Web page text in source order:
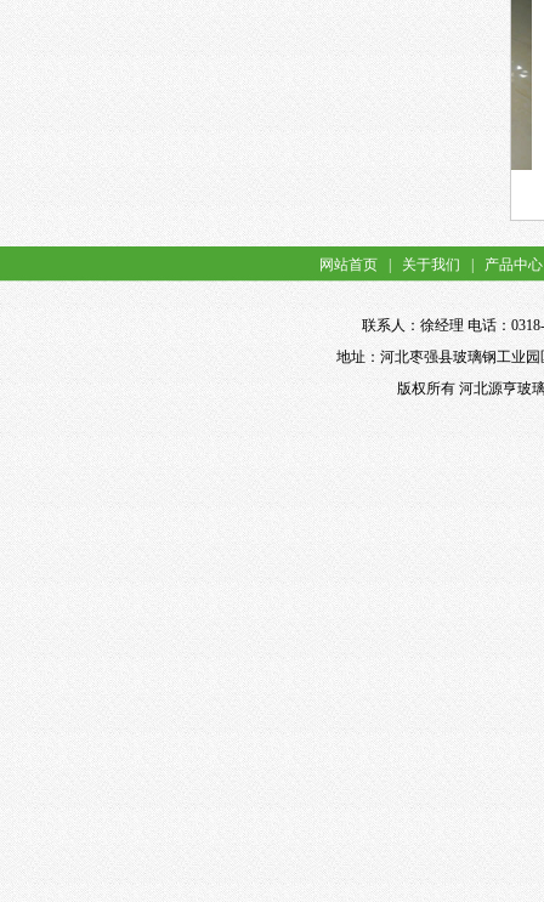
式电缆支架ZH-250 预埋式电缆支架YM-400
网站首页 关于我们 产品中心
联系人：徐经理 电话：
地址：河北枣强县玻璃钢工业园
版权所有 河北源亨玻